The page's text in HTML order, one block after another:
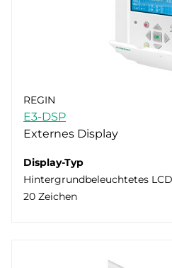
REGIN
E3-DSP
Externes Display
Display-Typ
Hintergrundbeleuchtetes
20 Zeichen